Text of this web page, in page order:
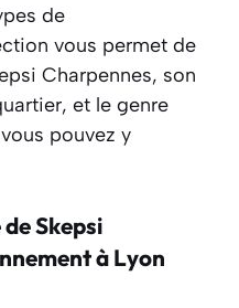
de
vous permet de
Charpennes, son
et le genre
pouvez y
Skepsi
à Lyon